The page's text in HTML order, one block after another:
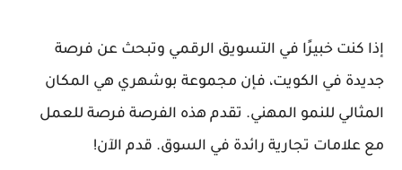
إذا كنت خبيرًا في التسويق الرقمي وتبحث عن فرصة
جديدة في الكويت، فإن مجموعة بوشهري هي المكان
المثالي للنمو المهني. تقدم هذه الفرصة فرصة للعمل
مع علامات تجارية رائدة في السوق. قدم الآن!